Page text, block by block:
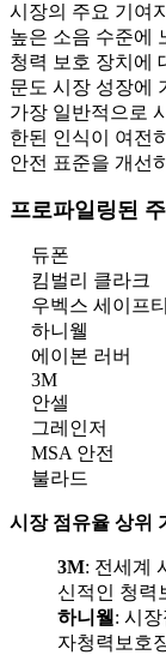
시장의 주요 기여
높은 소음 수준에
청력 보호 장치에
문도 시장 성장에
가장 일반적으로
한된 인식이 여전
안전 표준을 개선
프로파일링된
듀폰
킴벌리 클라크
우벡스 세이프티
하니웰
에이본 러버
3M
안셀
그레인저
MSA 안전
불라드
시장 점유율 상위
3M: 전세계
신적인 청력
하니웰: 시
자청력보호